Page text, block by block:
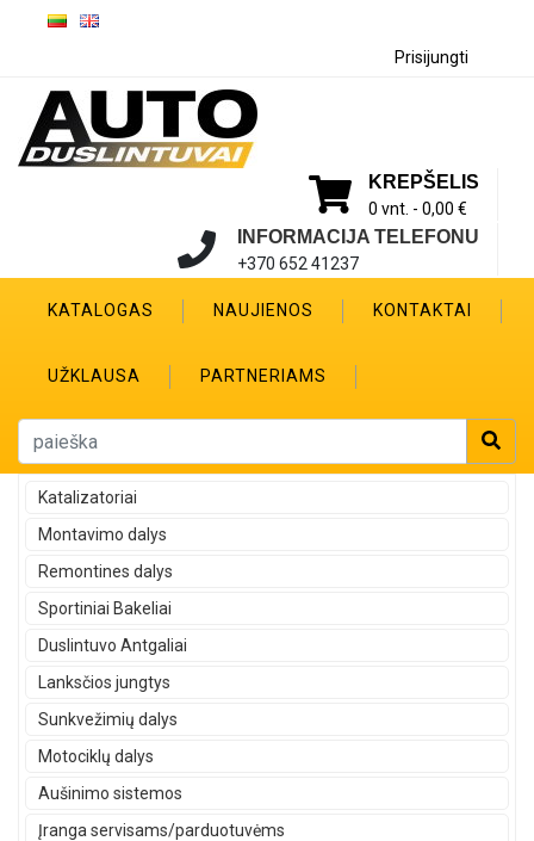
Prisijungti
KREPŠELIS
0 vnt. - 0,00 €
INFORMACIJA TELEFONU
+370 652 41237
KATALOGAS NAUJIENOS KONTAKTAI
UŽKLAUSA PARTNERIAMS
Katalizatoriai
Montavimo dalys
Remontines dalys
Sportiniai Bakeliai
Duslintuvo Antgaliai
Lanksčios jungtys
Sunkvežimių dalys
Motociklų dalys
Aušinimo sistemos
Įranga servisams/parduotuvėms